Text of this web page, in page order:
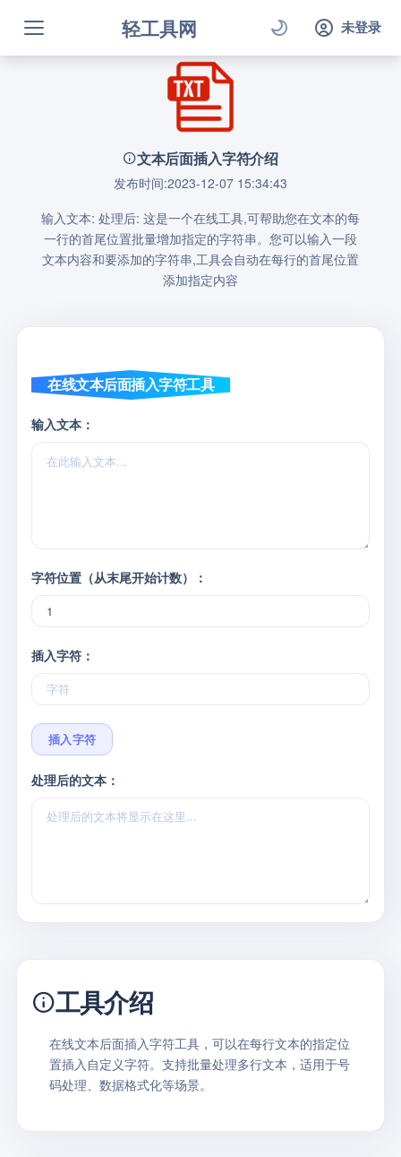
轻工具网 未登录
文本后面插入字符介绍
发布时间:2023-12-07 15:34:43
输入文本: 处理后: 这是一个在线工具,可帮助您在文本的每
一行的首尾位置批量增加指定的字符串。您可以输入一段
文本内容和要添加的字符串,工具会自动在每行的首尾位置
添加指定内容
在线文本后面插入字符工具
输入文本：
字符位置（从末尾开始计数）：
插入字符：
插入字符
处理后的文本：
工具介绍
在线文本后面插入字符工具，可以在每行文本的指定位
置插入自定义字符。支持批量处理多行文本，适用于号
码处理、数据格式化等场景。